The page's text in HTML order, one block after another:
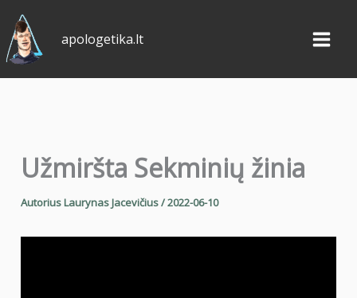
Pereiti
prie
turinio
apologetika.lt
Užmiršta Sekminių žinia
AutoriusLaurynas Jacevičius/2022-06-10